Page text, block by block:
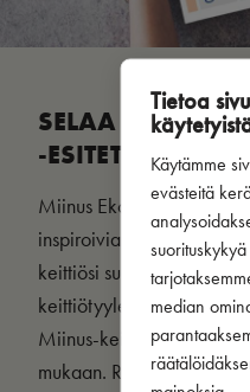
Tietoa
Käytämme
evästeitä
median
SELAA MIINUS
-ESITETTÄ
Miinus Ekologinen
inspiroivia ekologisia
keittiösi suunnitteluun.
keittiötyyleistä, mutta
Miinus-keittiö
mukaan. Rentoudu ja